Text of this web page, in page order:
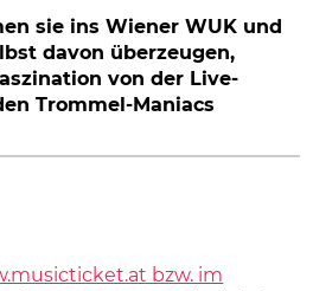
sie ins Wiener WUK und
davon überzeugen,
von der Live-
Trommel-Maniacs
bzw. im